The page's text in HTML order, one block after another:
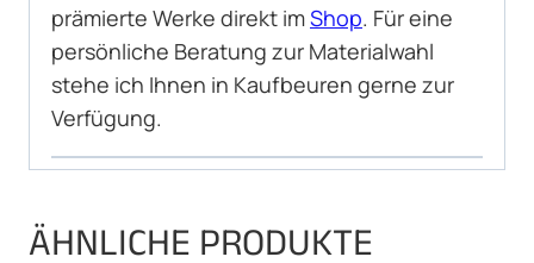
prämierte Werke direkt imShop. Für eine
persönliche Beratung zur Materialwahl
stehe ich Ihnen in Kaufbeuren gerne zur
Verfügung.
ÄHNLICHE PRODUKTE